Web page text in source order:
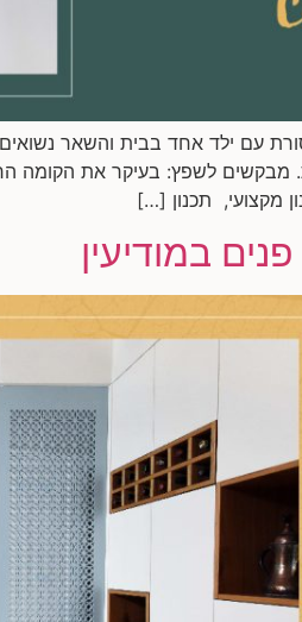
עם ילד אחד בבית והשאר
מקצועי, תכנון […]
במודיעין